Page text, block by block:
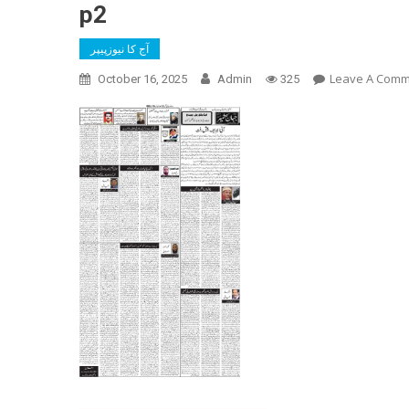
p2
آج کا نیوزپیپر
October 16, 2025 Admin 325 Leave A